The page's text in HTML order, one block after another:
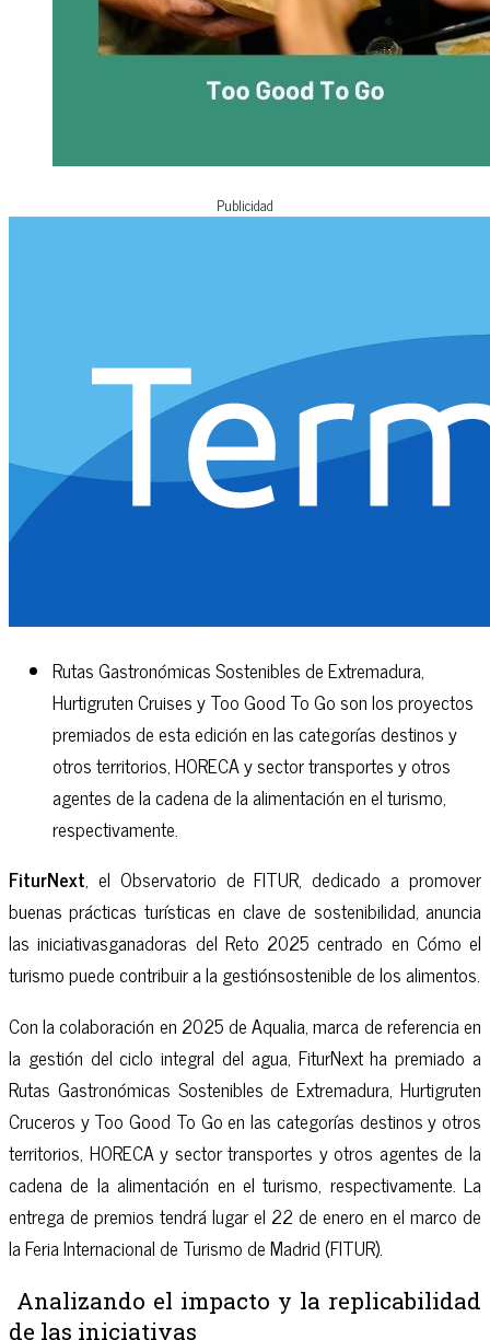
Publicidad
Rutas Gastronómicas Sostenibles de Extremadura,
Hurtigruten Cruises y Too Good To Go son los proyectos
premiados de esta edición en las categorías destinos y
otros territorios, HORECA y sector transportes y otros
agentes de la cadena de la alimentación en el turismo,
respectivamente.
FiturNext, el Observatorio de FITUR, dedicado a promover
buenas prácticas turísticas en clave de sostenibilidad, anuncia
las iniciativasganadoras del Reto 2025 centrado en Cómo el
turismo puede contribuir a la gestiónsostenible de los alimentos.
Con la colaboración en 2025 de Aqualia, marca de referencia en
la gestión del ciclo integral del agua, FiturNext ha premiado a
Rutas Gastronómicas Sostenibles de Extremadura, Hurtigruten
Cruceros y Too Good To Go en las categorías destinos y otros
territorios, HORECA y sector transportes y otros agentes de la
cadena de la alimentación en el turismo, respectivamente. La
entrega de premios tendrá lugar el 22 de enero en el marco de
la Feria Internacional de Turismo de Madrid (FITUR).
Analizando el impacto y la replicabilidad
de las iniciativas